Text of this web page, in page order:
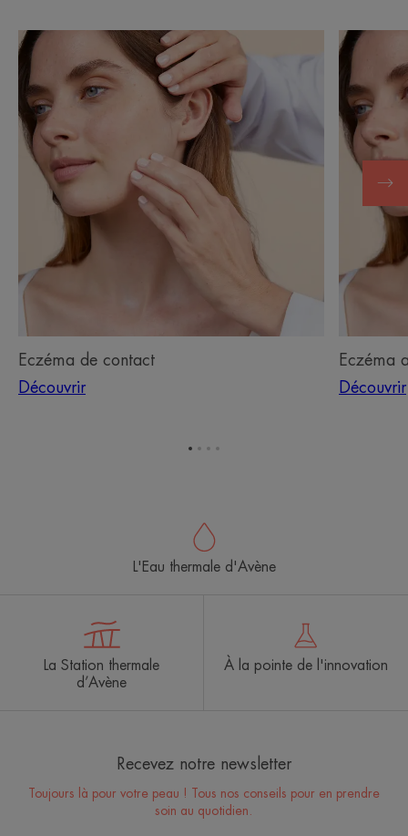
Découvrir
Eczéma
de
contact
Eczéma de contact
Découvrir
Découvrir
Eczéma
atopique
Eczéma
Découvrir
L'Eau thermale d'Avène
La Station thermale
d’Avène
À la pointe de l'innovation
Recevez notre newsletter
Toujours là pour votre peau ! Tous nos conseils pour en prendre
soin au quotidien.